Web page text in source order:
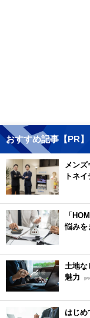
おすすめ記事【PR】
メン
トネ
「
悩みを
土地な
魅力
はじめ